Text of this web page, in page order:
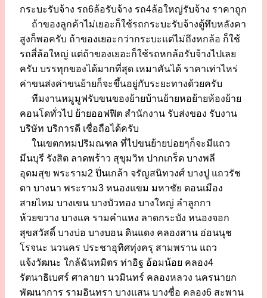
กระบะรับจ้าง รถ6ล้อรับจ้าง รถ4ล้อใหญ่รับจ้าง ราคาถูก
ถ้าของลูกค้าไม่เยอะก็ใช้รถกระบะรับจ้างตู้ทึบหลังคา
สูงก็พอครับ ถ้าของเยอะกว่ากระบะแต่ไม่ถึงหกล้อ ก็ใช้
รถสี่ล้อใหญ่ แต่ถ้าของเยอะก็ใช้รถหกล้อรับจ้างไปเลย
ครับ บรรทุกของได้มากที่สุด เหมาคันได้ ราคาเท่าไหร่
ค่าขนส่งค่าขนย้ายก็จะขึ้นอยู่กับระยะทางด้วยครับ
ทีมงานหมูมูฟรับขนของย้ายบ้านย้ายหอย้ายห้องย้าย
คอนโดทั่วไป ย้ายออฟฟิต สำนักงาน รับส่งของ รับงาน
บริษัท บริการดี เชื่อถือได้ครับ
ในเขตกทมปริมณฑล ที่ไปขนย้ายบ่อยๆก็จะมีแถว
มีนบุรี รังสิต ลาดพร้าว สุขุมวิท ปากเกร็ด บางพลี
อุดมสุข พระราม2 ปิ่นเกล้า จรัญสนิทวงศ์ บางปู แถวรัช
ดา บางนา พระราม3 หนองแขม มหาชัย ดอนเมือง
สายไหม บางเขน บางบัวทอง บางใหญ่ ลำลูกกา
ห้วยขวาง บางแค รามคำแหง ลาดกระบัง หนองจอก
สุขสวัสดิ์ บางบ่อ บางบอน ดินแดง คลองสาน อ่อนนุช
โรจนะ นวนคร ประชาอุทิศทุ่งครุ สามพราน แถว
แจ้งวัฒนะ ใกล้ฉันทมิตร ท่าอิฐ อ้อมน้อย คลอง4
รัตนาธิเบศร์ ศาลายา นวมินทร์ คลองหลวง นครนายก
พัฒนาการ รามอินทรา บางแสน บางซื่อ คลอง6 สะพาน